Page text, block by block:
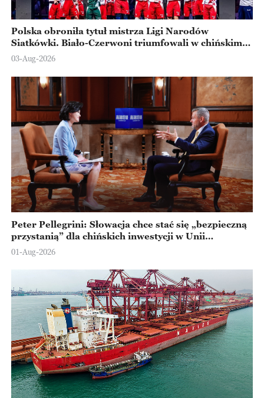
Polska obroniła tytuł mistrza Ligi Narodów
Siatkówki. Biało-Czerwoni triumfowali w chińskim
Ningbo
03-Aug-2026
Peter Pellegrini: Słowacja chce stać się „bezpieczną
przystanią” dla chińskich inwestycji w Unii
Europejskiej
01-Aug-2026